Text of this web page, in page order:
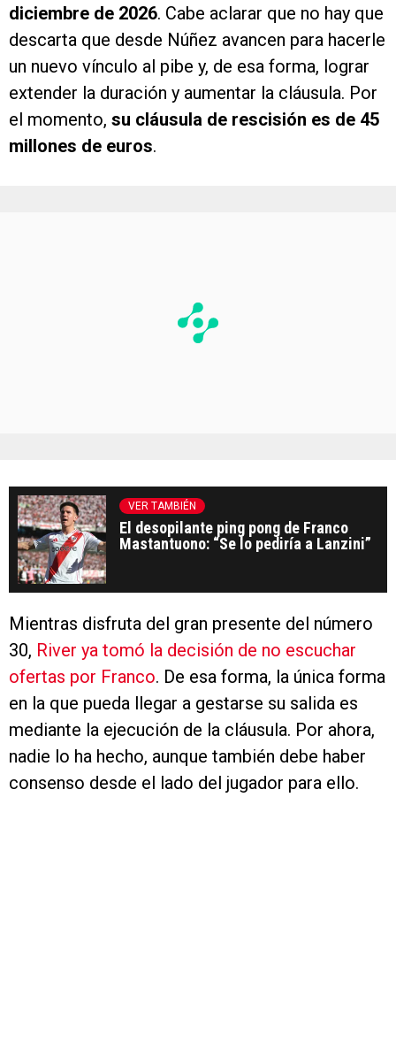
diciembre de 2026. Cabe aclarar que no hay que
descarta que desde Núñez avancen para hacerle
un nuevo vínculo al pibe y, de esa forma, lograr
extender la duración y aumentar la cláusula. Por
el momento, su cláusula de rescisión es de 45
millones de euros.
VER TAMBIÉN
El desopilante ping pong de Franco
Mastantuono: “Se lo pediría a Lanzini”
Mientras disfruta del gran presente del número
30, River ya tomó la decisión de no escuchar
ofertas por Franco. De esa forma, la única forma
en la que pueda llegar a gestarse su salida es
mediante la ejecución de la cláusula. Por ahora,
nadie lo ha hecho, aunque también debe haber
consenso desde el lado del jugador para ello.